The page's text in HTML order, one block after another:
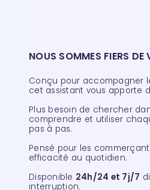
NOUS SOMMES FIERS DE
Conçu pour accompagner
cet assistant vous apporte
Plus besoin de chercher
comprendre et utiliser
pas à pas.
Pensé pour les
efficacité au quotidien.
Disponible 24h/24 et 7j/7
interruption.